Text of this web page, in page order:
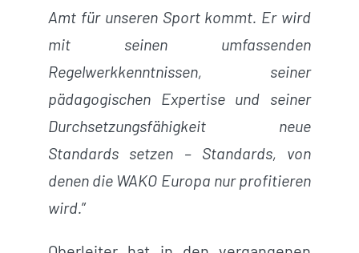
Amt für unseren Sport kommt. Er wird
mit seinen umfassenden
Regelwerkkenntnissen, seiner
pädagogischen Expertise und seiner
Durchsetzungsfähigkeit neue
Standards setzen – Standards, von
denen die WAKO Europa nur profitieren
wird. ”